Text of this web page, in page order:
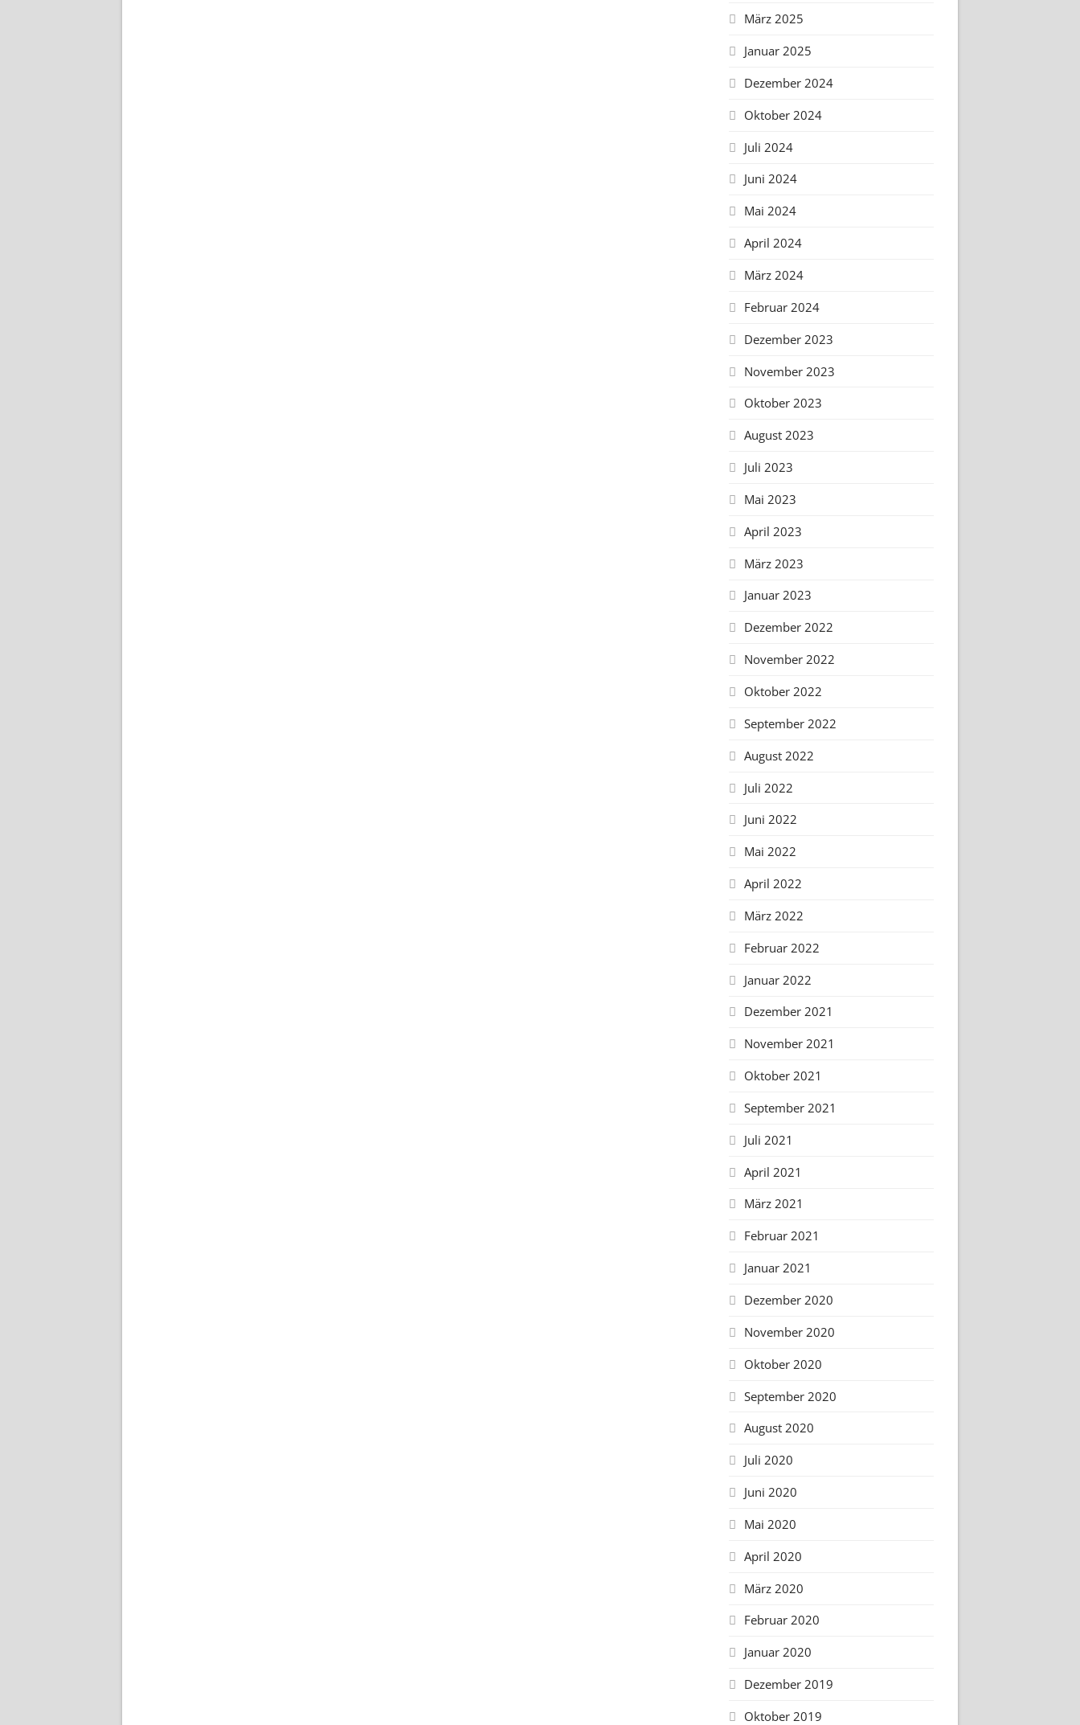
März 2025
Januar 2025
Dezember 2024
Oktober 2024
Juli 2024
Juni 2024
Mai 2024
April 2024
März 2024
Februar 2024
Dezember 2023
November 2023
Oktober 2023
August 2023
Juli 2023
Mai 2023
April 2023
März 2023
Januar 2023
Dezember 2022
November 2022
Oktober 2022
September 2022
August 2022
Juli 2022
Juni 2022
Mai 2022
April 2022
März 2022
Februar 2022
Januar 2022
Dezember 2021
November 2021
Oktober 2021
September 2021
Juli 2021
April 2021
März 2021
Februar 2021
Januar 2021
Dezember 2020
November 2020
Oktober 2020
September 2020
August 2020
Juli 2020
Juni 2020
Mai 2020
April 2020
März 2020
Februar 2020
Januar 2020
Dezember 2019
Oktober 2019